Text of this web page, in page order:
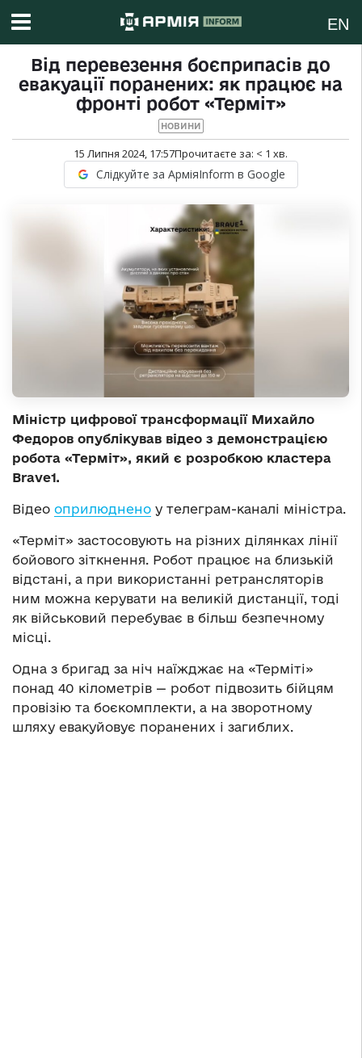
EN
Від перевезення боєприпасів до
евакуації поранених: як працює на
фронті робот «Терміт»
НОВИНИ
15 Липня 2024, 17:57Прочитаєте за: < 1 хв.
Слідкуйте за АрміяInform в Google
Міністр цифрової трансформації Михайло
Федоров опублікував відео з демонстрацією
робота «Терміт», який є розробкою кластера
Brave1.
Відео оприлюднено у телеграм-каналі міністра.
«Терміт» застосовують на різних ділянках лінії
бойового зіткнення. Робот працює на близькій
відстані, а при використанні ретрансляторів
ним можна керувати на великій дистанції, тоді
як військовий перебуває в більш безпечному
місці.
Одна з бригад за ніч наїжджає на «Терміті»
понад 40 кілометрів — робот підвозить бійцям
провізію та боєкомплекти, а на зворотному
шляху евакуйовує поранених і загиблих.